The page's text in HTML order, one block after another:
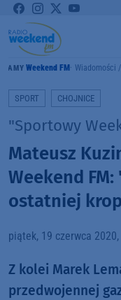
Weekend FM Wiadomości
SPORT CHOJNICE
"Sportowy
Mateusz
Weekend
ostatniej
piątek, 19 czerwca
Z kolei Marek
przedwojennej